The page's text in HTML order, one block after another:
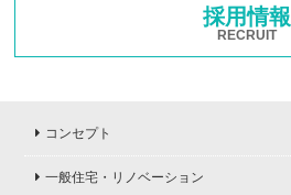
採用情報
RECRUIT
コンセプト
一般住宅・リノベーション